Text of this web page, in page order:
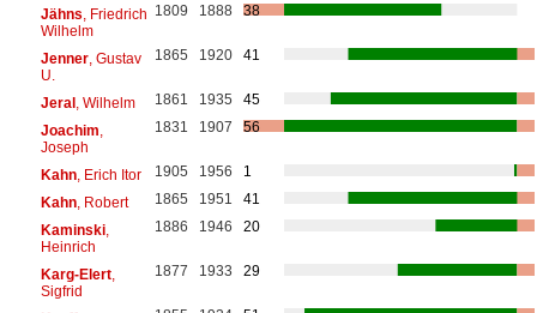
Jähns , Friedrich
Wilhelm
1809 1888 38
Jenner, Gustav
U.
1865 1920 41
Jeral, Wilhelm 1861 1935
45
Joachim
Joseph
1831 1907 56
Kahn, Erich Itor 1905 1956
1
Kahn, Robert 1865 1951
41
Kaminski,
Heinrich
1886 1946 20
Karg-Elert,
Sigfrid
1877 1933 29